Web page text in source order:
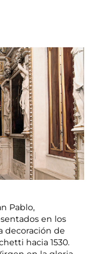
Pablo,
en los
decoración de
hacia 1530.